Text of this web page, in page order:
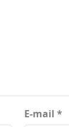
E-mail *